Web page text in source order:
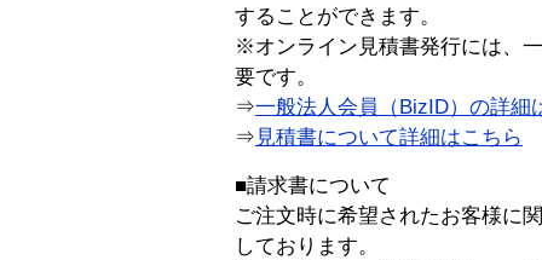
することができます。
※オンライン見積書発行には、
要です。
⇒一般法人会員（BizID）の詳細
⇒ 見積書について詳細はこちら
■請求書について
ご注文時に希望されたお客様に
しております。